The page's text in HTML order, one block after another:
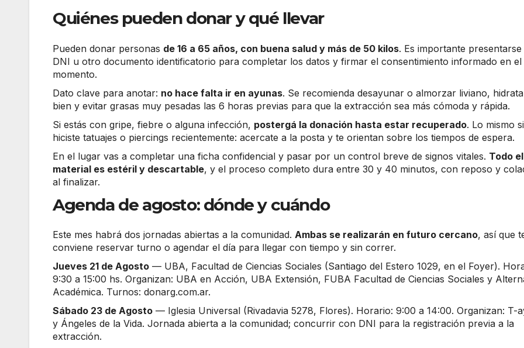
Quiénes pueden donar y qué llevar
Pueden donar personas de 16 a 65 años, con buena salud y más de 50 kilos. Es importante
DNI u otro documento identificatorio para completar los datos y firmar el consentimiento informado en el
momento.
Dato clave para anotar: no hace falta ir en ayunas. Se recomienda desayunar o almorzar liviano,
bien y evitar grasas muy pesadas las 6 horas previas para que la extracción sea más cómoda y rápida.
Si estás con gripe, fiebre o alguna infección, postergá la donación hasta estar recuperado. Lo mismo
hiciste tatuajes o piercings recientemente: acercate a la posta y te orientan sobre los tiempos de espera.
En el lugar vas a completar una ficha confidencial y pasar por un control breve de signos vitales. Todo el
material es estéril y descartable, y el proceso completo dura entre 30 y 40 minutos, con reposo y
al finalizar.
Agenda de agosto: dónde y cuándo
Este mes habrá dos jornadas abiertas a la comunidad. Ambas se realizarán en futuro cercano, así que
conviene reservar turno o agendar el día para llegar con tiempo y sin correr.
Jueves 21 de Agosto — UBA, Facultad de Ciencias Sociales (Santiago del Estero 1029, en el Foyer).
9:30 a 15:00 hs. Organizan: UBA en Acción, UBA Extensión, FUBA Facultad de Ciencias Sociales y
Académica. Turnos: donarg.com.ar.
Sábado 23 de Agosto — Iglesia Universal (Rivadavia 5278, Flores). Horario: 9:00 a 14:00. Organizan: T-
y Ángeles de la Vida. Jornada abierta a la comunidad; concurrir con DNI para la registración previa a la
extracción.